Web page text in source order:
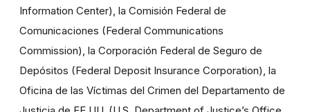
Information Center), la Comisión Federal de
Comunicaciones (Federal Communications
Commission), la Corporación Federal de Seguro de
Depósitos (Federal Deposit Insurance Corporation), la
Oficina de las Víctimas del Crimen del Departamento de